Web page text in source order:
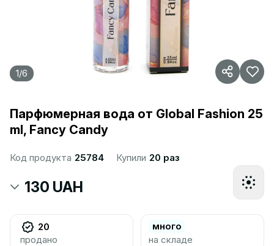
1/6
Парфюмерная вода от Global Fashion 25
ml, Fancy Candy
Код продукта 25784 Купили 20 раз
130 UAH
20
продано
много
на складе